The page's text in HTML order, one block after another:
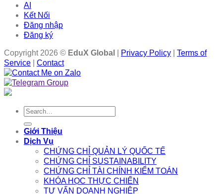
AI
Kết Nối
Đăng nhập
Đăng ký
Copyright 2026 © EduX Global Privacy Policy
Terms of
Service
Contact
Search
Giới Thiệu
Dịch Vụ
CHỨNG CHỈ QUẢN LÝ QUỐC TẾ
CHỨNG CHỈ SUSTAINABILITY
CHỨNG CHỈ TÀI CHÍNH KIỂM TOÁN
KHÓA HỌC THỰC CHIẾN
TƯ VẤN DOANH NGHIỆP